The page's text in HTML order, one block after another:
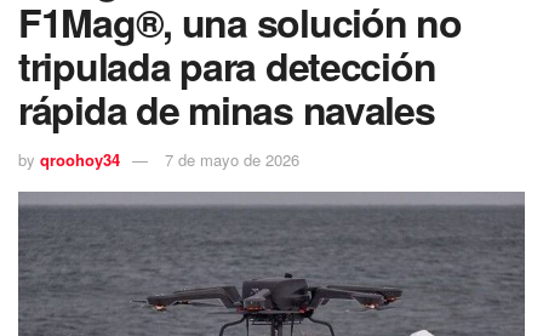
F1Mag®, una solución no
tripulada para detección
rápida de minas navales
by qroohoy34 7 de mayo de 2026